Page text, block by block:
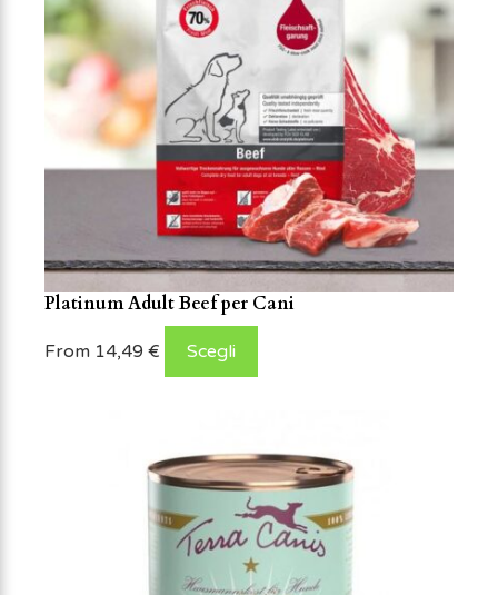
Platinum Adult Beef per Cani
From 14,49 € Scegli